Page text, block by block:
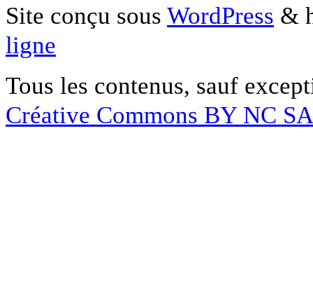
Site conçu sous WordPress &
ligne
Tous les contenus, sauf
Créative Commons BY NC SA